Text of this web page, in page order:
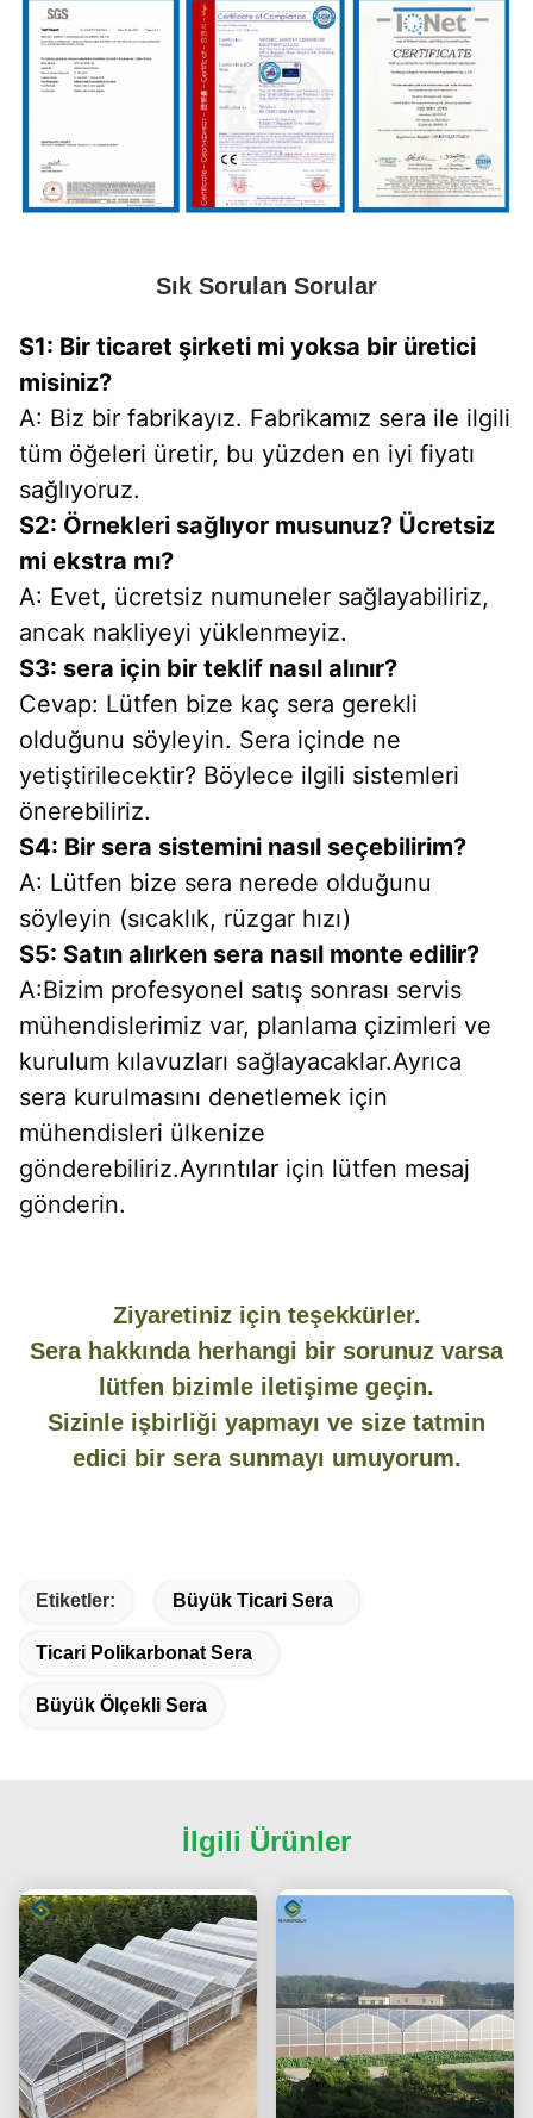
Sık Sorulan Sorular
S1: Bir ticaret şirketi mi yoksa bir üretici
misiniz?
A: Biz bir fabrikayız. Fabrikamız sera ile ilgili
tüm öğeleri üretir, bu yüzden en iyi fiyatı
sağlıyoruz.
S2: Örnekleri sağlıyor musunuz? Ücretsiz
mi ekstra mı?
A: Evet, ücretsiz numuneler sağlayabiliriz,
ancak nakliyeyi yüklenmeyiz.
S3: sera için bir teklif nasıl alınır?
Cevap: Lütfen bize kaç sera gerekli
olduğunu söyleyin. Sera içinde ne
yetiştirilecektir? Böylece ilgili sistemleri
önerebiliriz.
S4: Bir sera sistemini nasıl seçebilirim?
A: Lütfen bize sera nerede olduğunu
söyleyin (sıcaklık, rüzgar hızı)
S5: Satın alırken sera nasıl monte edilir?
A:Bizim profesyonel satış sonrası servis
mühendislerimiz var, planlama çizimleri ve
kurulum kılavuzları sağlayacaklar.Ayrıca
sera kurulmasını denetlemek için
mühendisleri ülkenize
gönderebiliriz.Ayrıntılar için lütfen mesaj
gönderin.
Ziyaretiniz için teşekkürler.
Sera hakkında herhangi bir sorunuz varsa
lütfen bizimle iletişime geçin.
Sizinle işbirliği yapmayı ve size tatmin
edici bir sera sunmayı umuyorum.
Etiketler: Büyük Ticari Sera
Ticari Polikarbonat Sera
Büyük Ölçekli Sera
İlgili Ürünler